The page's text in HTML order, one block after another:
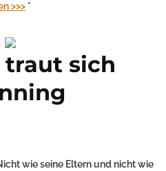
>>> *
traut sich
wie seine Eltern und nicht wie